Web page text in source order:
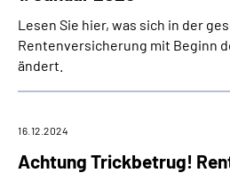
Lesen Sie hier, was sich in der
Rentenversicherung mit Beginn
ändert.
Achtung Trickbetrug!
16.12.2024